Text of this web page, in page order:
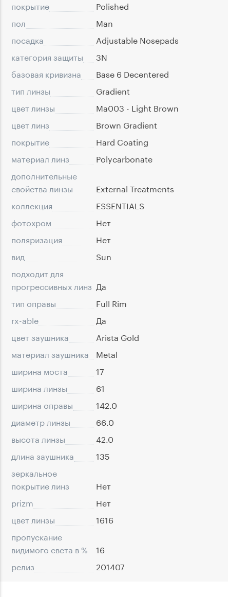
покрытие
Polished
пол
Man
посадка
Adjustable Nosepads
категория защиты
3N
базовая кривизна
Base 6 Decentered
тип линзы
Gradient
цвет линзы
Ma003 - Light Brown
цвет линз
Brown Gradient
покрытие
Hard Coating
материал линз
Polycarbonate
дополнительные
свойства линзы
External Treatments
коллекция
ESSENTIALS
фотохром
Нет
поляризация
Нет
вид
Sun
подходит для
прогрессивных линз Да
тип оправы
Full Rim
rx-able
Да
цвет заушника
Arista Gold
материал заушника
Metal
ширина моста
17
ширина линзы
61
ширина оправы
142.0
диаметр линзы
66.0
высота линзы
42.0
длина заушника
135
зеркальное
покрытие линз
Нет
prizm
Нет
цвет линзы
1616
пропускание
видимого света в %
16
релиз
201407